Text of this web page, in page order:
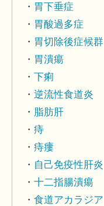
胃下垂症
胃酸過多症
胃切除後症候群
胃潰瘍
下痢
逆流性食道炎
脂肪肝
痔
痔瘻
自己免疫性肝炎
十二指腸潰瘍
食道アカラジア